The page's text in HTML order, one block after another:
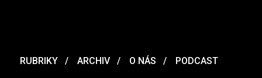
RUBRIKY ARCHIV O NÁS PODCAST